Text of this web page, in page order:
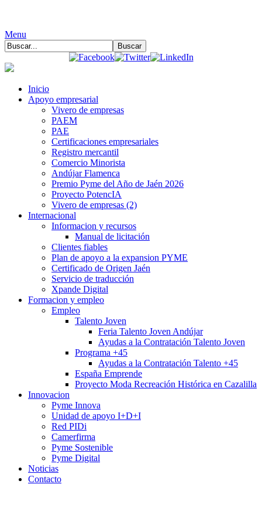
Menu
Inicio
Apoyo empresarial
Vivero de empresas
PAEM
PAE
Certificaciones empresariales
Registro mercantil
Comercio Minorista
Andújar Flamenca
Premio Pyme del Año de Jaén 2026
Proyecto PotencIA
Vivero de empresas (2)
Internacional
Informacion y recursos
Manual de licitación
Clientes fiables
Plan de apoyo a la expansion PYME
Certificado de Origen Jaén
Servicio de traducción
Xpande Digital
Formacion y empleo
Empleo
Talento Joven
Feria Talento Joven Andújar
Ayudas a la Contratación Talento Joven
Programa +45
Ayudas a la Contratación Talento +45
España Emprende
Proyecto Moda Recreación Histórica en Cazalilla
Innovacion
Pyme Innova
Unidad de apoyo I+D+I
Red PIDi
Camerfirma
Pyme Sostenible
Pyme Digital
Noticias
Contacto